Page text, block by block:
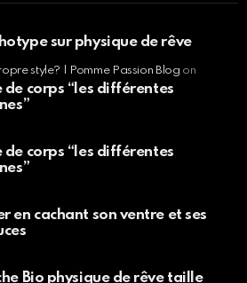
sur physique de rêve
style? | Pomme Passion Blog on
de corps “les différentes
de corps “les différentes
en cachant son ventre et ses
Bio physique de rêve taille